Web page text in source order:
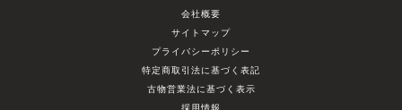
会社概要
サイトマップ
プライバシーポリシー
特定商取引法に基づく表記
古物営業法に基づく表示
採用情報